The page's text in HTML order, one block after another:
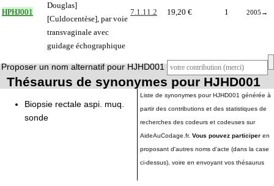
HPHJ001
Douglas]
[Culdocentèse], par voie
transvaginale avec
guidage échographique
7.1.11.2 19,20 € 1 2005 →
Proposer un nom alternatif pour HJHD001
Thésaurus de synonymes pour HJHD001
Biopsie rectale aspi. muq.
sonde
Liste de synonymes pour HJHD001 générée à
partir des contributions et des statistiques de
recherches des codeurs et codeuses sur
AideAuCodage.fr. Vous pouvez participer en
proposant d'autres noms d'acte (dans la case
ci-dessus), voire en envoyant vos thésaurus